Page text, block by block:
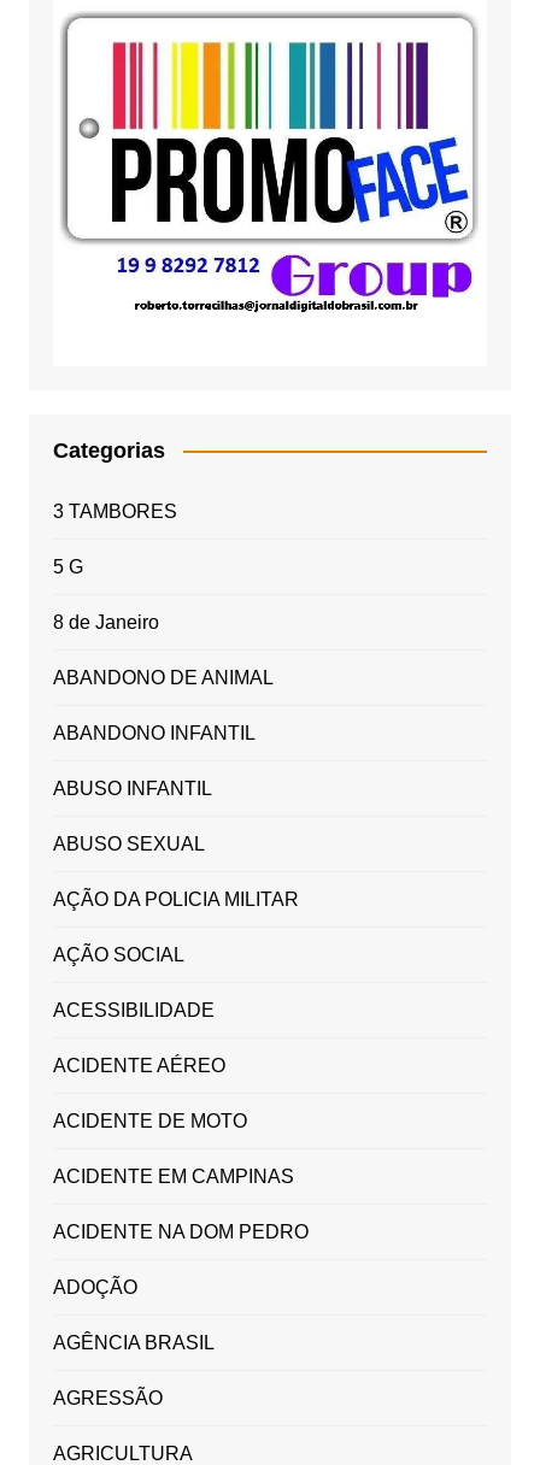
Categorias
3 TAMBORES
5 G
8 de Janeiro
ABANDONO DE ANIMAL
ABANDONO INFANTIL
ABUSO INFANTIL
ABUSO SEXUAL
AÇÃO DA POLICIA MILITAR
AÇÃO SOCIAL
ACESSIBILIDADE
ACIDENTE AÉREO
ACIDENTE DE MOTO
ACIDENTE EM CAMPINAS
ACIDENTE NA DOM PEDRO
ADOÇÃO
AGÊNCIA BRASIL
AGRESSÃO
AGRICULTURA